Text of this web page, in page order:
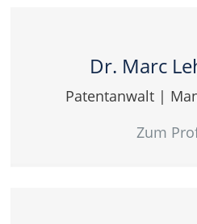
Dr. Marc
Patentanwalt |
Zum